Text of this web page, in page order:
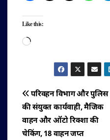
Like this:
Loading…
पोस्ट
नेविगेशन
परिवहन विभाग और पुलिस
की संयुक्त कार्यवाही, मैजिक
वाहन और ऑटो रिक्शा की
चेकिंग, 18 वाहन जप्त